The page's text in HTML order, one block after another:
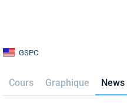
GSPC
Cours Graphique News